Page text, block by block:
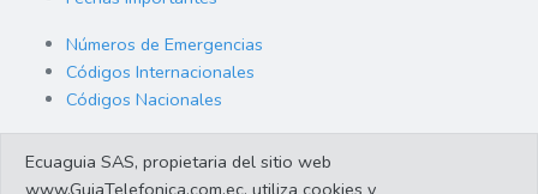
Números de Emergencias
Códigos Internacionales
Códigos Nacionales
Cambio de Divisas
Ecuaguia SAS, propietaria del sitio web
www.GuiaTelefonica.com.ec, utiliza cookies y